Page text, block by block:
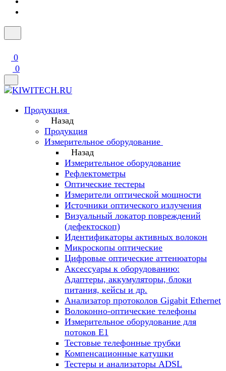
0
0
Продукция
Назад
Продукция
Измерительное оборудование
Назад
Измерительное оборудование
Рефлектометры
Оптические тестеры
Измерители оптической мощности
Источники оптического излучения
Визуальный локатор повреждений
(дефектоскоп)
Идентификаторы активных волокон
Микроскопы оптические
Цифровые оптические аттенюаторы
Аксессуары к оборудованию:
Адаптеры, аккумуляторы, блоки
питания, кейсы и др.
Анализатор протоколов Gigabit Ethernet
Волоконно-оптические телефоны
Измерительное оборудование для
потоков Е1
Тестовые телефонные трубки
Компенсационные катушки
Тестеры и анализаторы ADSL